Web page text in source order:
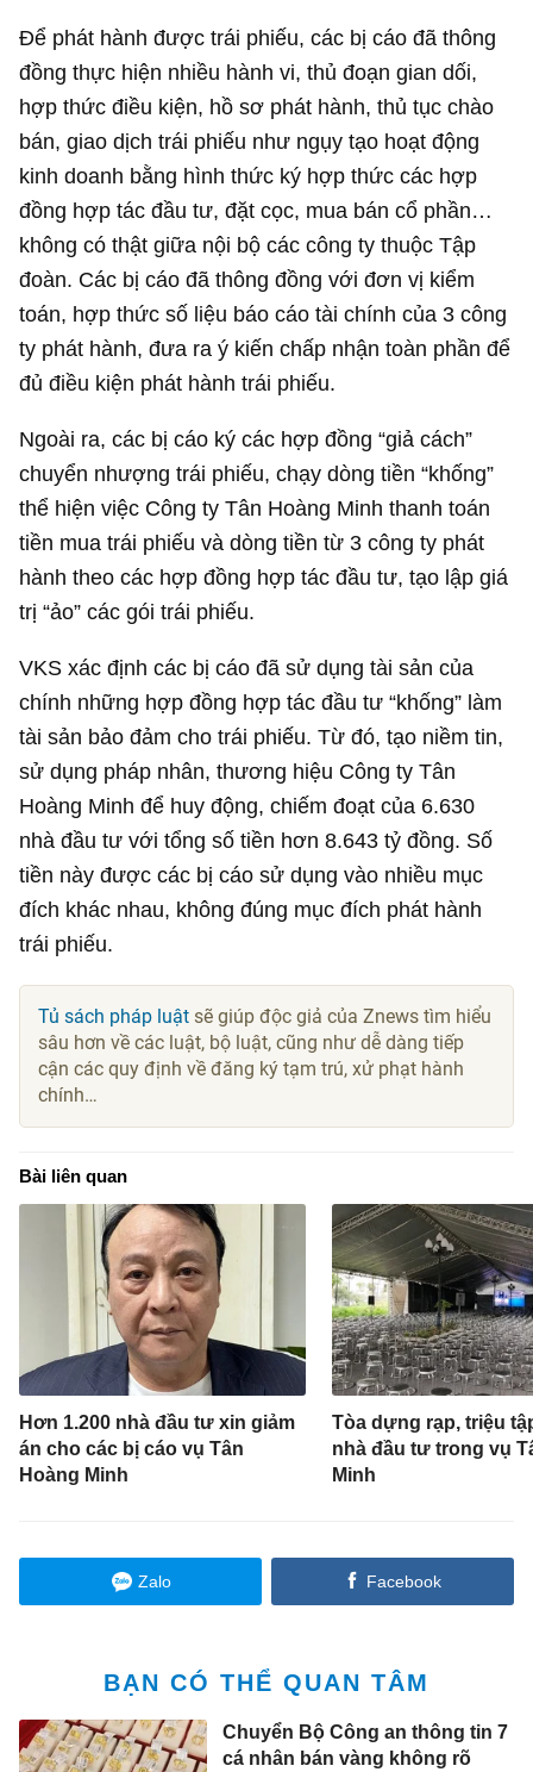
Để phát hành được trái phiếu, các bị cáo đã thông
đồng thực hiện nhiều hành vi, thủ đoạn gian dối,
hợp thức điều kiện, hồ sơ phát hành, thủ tục chào
bán, giao dịch trái phiếu như ngụy tạo hoạt động
kinh doanh bằng hình thức ký hợp thức các hợp
đồng hợp tác đầu tư, đặt cọc, mua bán cổ phần…
không có thật giữa nội bộ các công ty thuộc Tập
đoàn. Các bị cáo đã thông đồng với đơn vị kiểm
toán, hợp thức số liệu báo cáo tài chính của 3 công
ty phát hành, đưa ra ý kiến chấp nhận toàn phần để
đủ điều kiện phát hành trái phiếu.
Ngoài ra, các bị cáo ký các hợp đồng “giả cách”
chuyển nhượng trái phiếu, chạy dòng tiền “khống”
thể hiện việc Công ty Tân Hoàng Minh thanh toán
tiền mua trái phiếu và dòng tiền từ 3 công ty phát
hành theo các hợp đồng hợp tác đầu tư, tạo lập giá
trị “ảo” các gói trái phiếu.
VKS xác định các bị cáo đã sử dụng tài sản của
chính những hợp đồng hợp tác đầu tư “khống” làm
tài sản bảo đảm cho trái phiếu. Từ đó, tạo niềm tin,
sử dụng pháp nhân, thương hiệu Công ty Tân
Hoàng Minh để huy động, chiếm đoạt của 6.630
nhà đầu tư với tổng số tiền hơn8.643 tỷ đồng. Số
tiền này được các bị cáo sử dụng vào nhiều mục
đích khác nhau, không đúng mục đích phát hành
trái phiếu.
Tủ sách pháp luậtsẽ giúp độc giả của Znews tìm hiểu
sâu hơn về các luật, bộ luật, cũng như dễ dàng tiếp
cận các quy định về đăng ký tạm trú, xử phạt hành
chính…
Bài liên quan
Hơn 1.200 nhà đầu tư xin giảm
án cho các bị cáo vụ Tân
Hoàng Minh
Tòa dựng rạp, triệu
nhà đầu tư trong vụ
Minh
Zalo Facebook
BẠN CÓ THỂ QUAN TÂM
Chuyển Bộ Công an thông tin 7
cá nhân bán vàng không rõ